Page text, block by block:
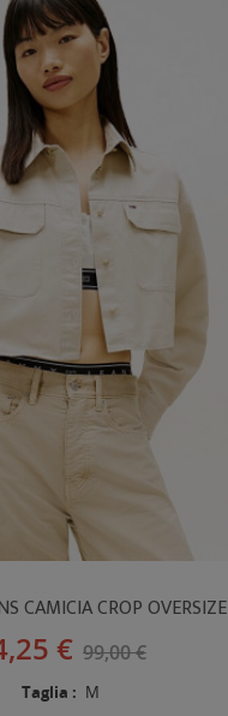
CAMICIA CROP OVERSIZE
€ 99,00 €
Taglia : M